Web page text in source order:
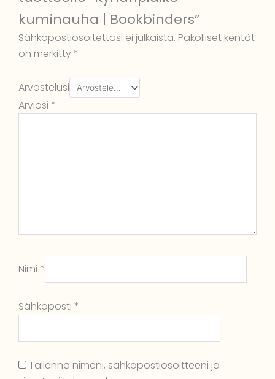
kuminauha | Bookbinders”
Sähköpostiosoitettasi ei julkaista. Pakolliset kentät
on merkitty*
Arvostelusi
Arviosi *
Nimi *
Sähköposti *
Tallenna nimeni, sähköpostiosoitteeni ja